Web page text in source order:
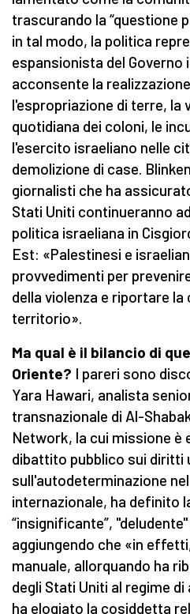
trascurando la “questione
in tal modo, la politica
espansionista del Governo
acconsente la
l'espropriazione di terre, la
quotidiana dei coloni, le
l'esercito israeliano nelle
demolizione di case.
giornalisti che ha
Stati Uniti continueranno
politica israeliana in
Est: «Palestinesi e
provvedimenti per
della violenza e riportare
territorio».
Ma qual è il bilancio di
Oriente? I pareri sono
Yara Hawari, analista
transnazionale di Al-
Network, la cui missione è
dibattito pubblico sui diritti
sull'autodeterminazione
internazionale, ha definito
“insignificante”,
aggiungendo che «in
manuale, allorquando ha
degli Stati Uniti al regime
ha elogiato la cosiddetta